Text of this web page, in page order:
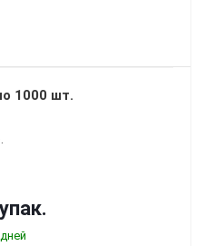
1000 шт.